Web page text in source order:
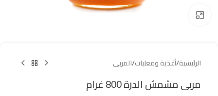
الرئيسية/أغذية ومعلبات/المربى
مربى مشمش الدرة 800 غرام